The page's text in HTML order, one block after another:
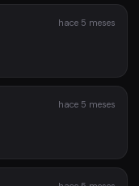
hace 5 meses
hace 5 meses